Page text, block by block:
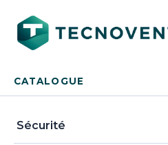
CATALOGUE
Sécurité